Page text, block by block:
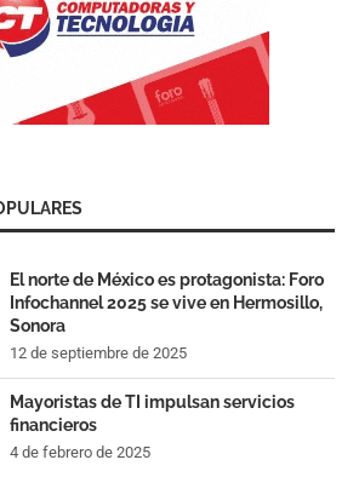
El norte de México es protagonista: Foro
Infochannel 2025 se vive en Hermosillo,
Sonora
12 de septiembre de 2025
Mayoristas de TI impulsan servicios
financieros
4 de febrero de 2025